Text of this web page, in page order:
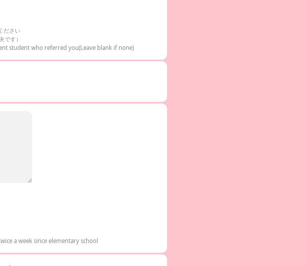
ださい
です）
student who referred you(Leave blank if none)
a week since elementary school